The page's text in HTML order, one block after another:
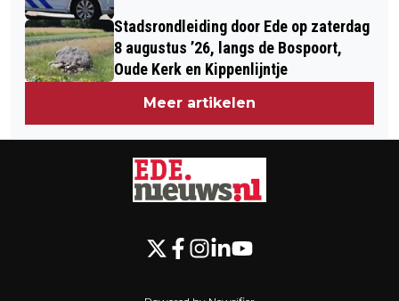
Stadsrondleiding door Ede op zaterdag
8 augustus ’26, langs de Bospoort,
Oude Kerk en Kippenlijntje
Meer artikelen